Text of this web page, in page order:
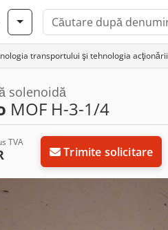
transportului şi tehnologia acţionării
solenoidă
MOF H-3-1/4
TVA
Trimite solicitare